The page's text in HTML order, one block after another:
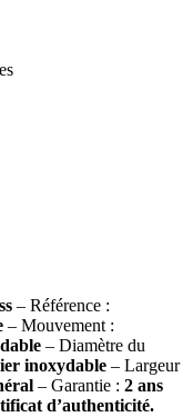
– Référence :
– Mouvement :
– Diamètre du
inoxydable – Largeur
– Garantie : 2 ans
d’authenticité.